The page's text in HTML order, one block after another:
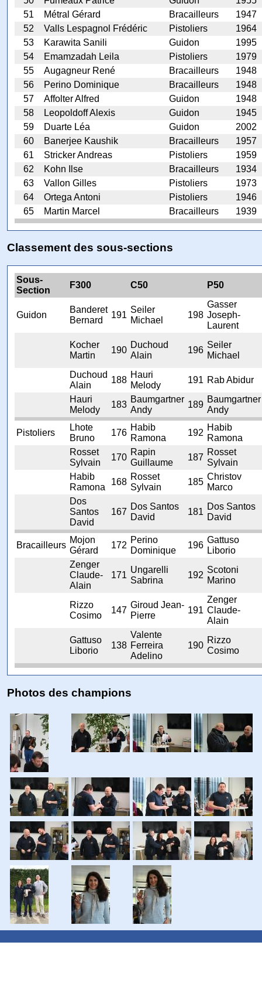
51
Métral Gérard Bracailleurs
1947
52
Valls Lespagnol Frédéric Pistoliers
1964
53
Karawita Sanili Guidon
1995
54
Emamzadah Leila Pistoliers
1979
55
Augagneur René Bracailleurs
1948
56
Perino Dominique Bracailleurs
1948
57
Affolter Alfred Guidon
1948
58
Leopoldoff Alexis Guidon
1945
59
Duarte Léa Guidon
2002
60
Banerjee Kaushik Bracailleurs
1957
61
Stricker Andreas Pistoliers
1959
62
Kohn Ilse Bracailleurs
1934
63
Vallon Gilles Pistoliers
1973
64
Ortega Antoni Pistoliers
1946
65
Martin Marcel Bracailleurs 1939
Classement des sous-sections
Sous-
Section
F300 C50 P50
Guidon
Banderet
Bernard
191
Seiler
Michael
198
Gasser
Joseph-
Laurent
Kocher
Martin
190
Duchoud
Alain
196
Seiler
Michael
Duchoud
Alain
188
Hauri
Melody
191 Rab Abidur
Hauri
Melody
183
Baumgartner
Andy
189
Baumgartner
Andy
Pistoliers
Lhote
Bruno
176
Habib
Ramona
192
Habib
Ramona
Rosset
Sylvain
170
Rapin
Guillaume
187
Rosset
Sylvain
Habib
Ramona
168
Rosset
Sylvain
185
Christov
Marco
Dos
Santos
David
167
Dos Santos
David
181
Dos Santos
David
Bracailleurs
Mojon
Gérard
172
Perino
Dominique
196
Gattuso
Liborio
Zenger
Claude-
Alain
171
Ungarelli
Sabrina
192
Scotoni
Marino
Rizzo
Cosimo
147
Giroud Jean-
Pierre
191
Zenger
Claude-
Alain
Gattuso
Liborio
138
Valente
Ferreira
Adelino
190
Rizzo
Cosimo
Photos des champions